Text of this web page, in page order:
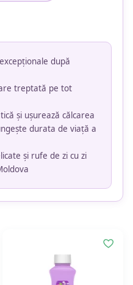
după
treptată pe tot
și ușurează călcarea
durata de viață a
și rufe de zi cu zi